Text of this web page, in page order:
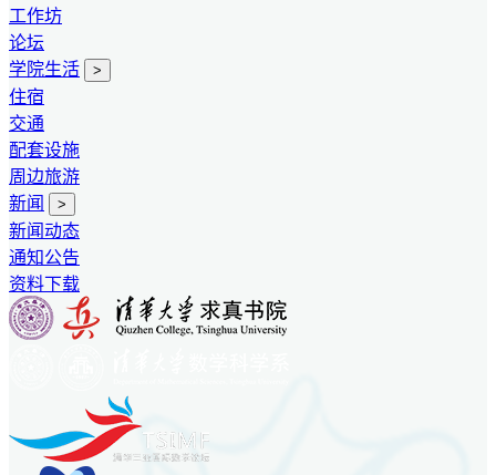
工作坊
论坛
学院生活
>
住宿
交通
配套设施
周边旅游
新闻
>
新闻动态
通知公告
资料下载